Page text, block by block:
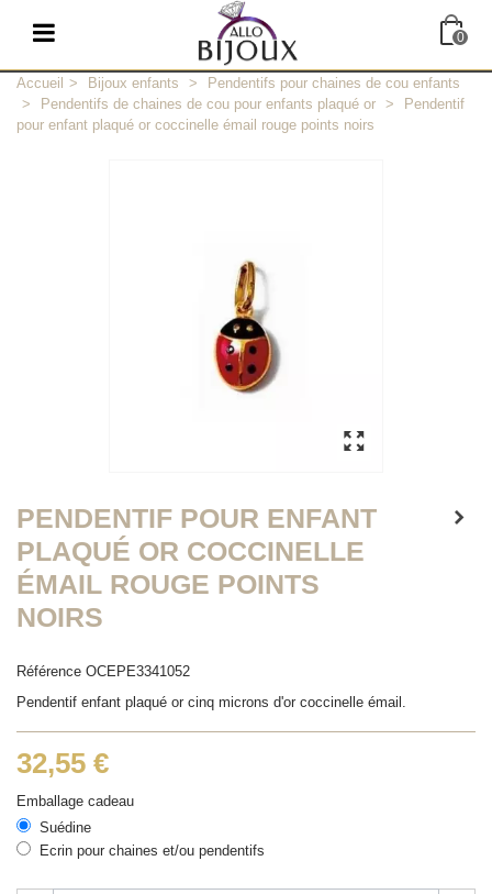
0
Accueil > Bijoux enfants >
Pendentifs pour chaines de cou enfants
>
Pendentifs de chaines de cou pour enfants plaqué or >
Pendentif
pour enfant plaqué or coccinelle émail rouge points noirs
PENDENTIF POUR ENFANT
PLAQUÉ OR COCCINELLE
ÉMAIL ROUGE POINTS
NOIRS
Référence OCEPE3341052
Pendentif enfant plaqué or cinq microns d'or coccinelle émail.
32,55 €
Emballage cadeau
Suédine
Ecrin pour chaines et/ou pendentifs